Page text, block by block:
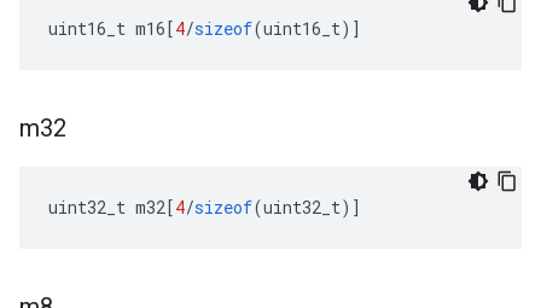
uint16_t m16[4/sizeof(uint16_t)]
m32
uint32_t m32[4/sizeof(uint32_t)]